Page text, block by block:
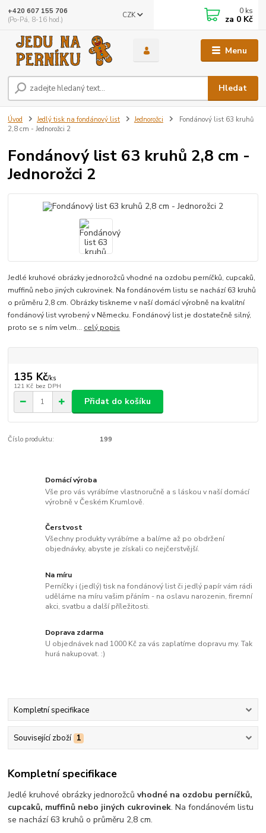
Menu
CZK
Hledat
+420 607 155 706
(Po-Pá, 8-16 hod.)
0 ks
za 0 Kč
Úvod Jedlý tisk na fondánový list Jednorožci
Fondánový list 63 kruhů
2,8 cm - Jednorožci 2
Fondánový list 63 kruhů 2,8 cm -
Jednorožci 2
Jedlé kruhové obrázky jednorožců vhodné na ozdobu perníčků, cupcaků,
muffinů nebo jiných cukrovinek. Na fondánovém listu se nachází 63 kruhů
o průměru 2,8 cm. Obrázky tiskneme v naší domácí výrobně na kvalitní
fondánový list vyrobený v Německu. Fondánový list je dostatečně silný,
proto se s ním velm... celý popis
135 Kč/ks
121 Kč bez DPH
Přidat do košíku
Číslo produktu: 199
Domácí výroba
Vše pro vás vyrábíme vlastnoručně a s láskou v naší domácí
výrobně v Českém Krumlově.
Čerstvost
Všechny produkty vyrábíme a balíme až po obdržení
objednávky, abyste je získali co nejčerstvější.
Na míru
Perníčky i (jedlý) tisk na fondánový list či jedlý papír vám rádi
uděláme na míru vašim přáním - na oslavu narozenin, firemní
akci, svatbu a další příležitosti.
Doprava zdarma
U objednávek nad 1000 Kč za vás zaplatíme dopravu my. Tak
hurá nakupovat. :)
Kompletní specifikace
Související zboží 1
Kompletní specifikace
Jedlé kruhové obrázky jednorožcůvhodné na ozdobu perníčků,
cupcaků, muffinů nebo jiných cukrovinek. Na fondánovém listu
se nachází 63 kruhů o průměru 2,8 cm.